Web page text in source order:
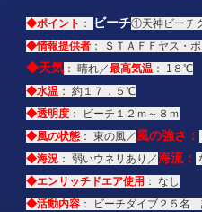
◆ポイント ： ビーチ①天神ビーチ
◆情報提供者： ＳＴＡＦＦヤス・
◆天気： 晴れ／最高気温： 1８℃
◆水温： 約１７．５℃
◆透明度： ビーチ１２ｍ～８ｍ
◆風の状態： 東の風／風の強さ：
◆海況： 弱いウネリあり／海流：
◆エンリッチドエア使用 ： なし
◆活動内容： ビーチダイブ２５名